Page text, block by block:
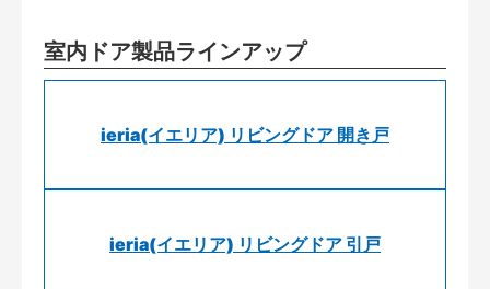
室内ドア製品ラインアップ
ieria(イエリア) リビングドア 開き戸
ieria(イエリア) リビングドア 引戸